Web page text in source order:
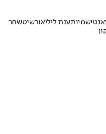
ענת ליליאורשיטשחר